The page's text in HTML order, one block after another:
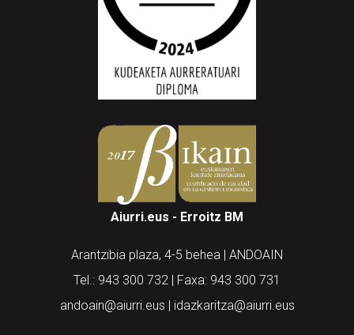
Aiurri.eus - Erroitz BM
Arantzibia plaza, 4-5 behea | ANDOAIN
Tel.: 943 300 732 | Faxa: 943 300 731
andoain@aiurri.eus | idazkaritza@aiurri.eus